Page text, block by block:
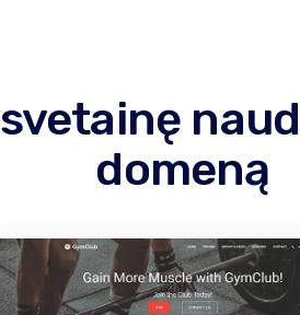
domeną